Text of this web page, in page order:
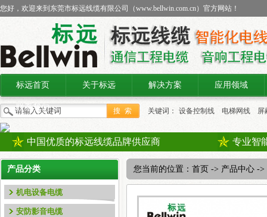
您好，欢迎来到东莞市标远线缆有限公司（www.bellwin.com.cn）官方网站！
标远首页 关于标远 解决方案 应用领域
联系我们 关键词： 设备控制线 电梯网线
屏
中国优质的标远线缆品牌供应商 专业智
产品分类
机电设备电缆
安防影音电缆
您当前的位置： 首页 -> 产品中心 ->